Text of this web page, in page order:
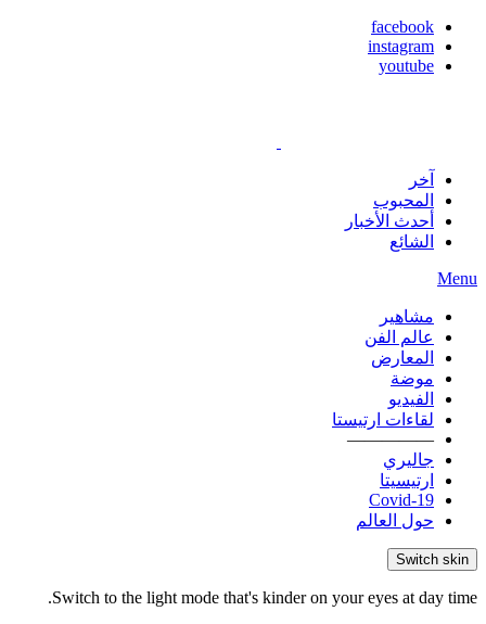
facebook
instagram
youtube
آخر
المحبوب
أحدث الأخبار
الشائع
Menu
مشاهير
عالم الفن
المعارض
موضة
الفيديو
لقاءات ارتيستا
—————
جاليري
ارتيسيتا
Covid-19
حول العالم
Switch skin
Switch to the light mode that's kinder on your eyes at day time.